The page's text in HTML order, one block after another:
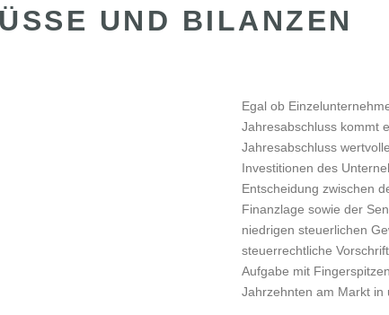
UND BILANZEN
Egal ob
Jahresabschluss kommt
Jahresabschluss
Investitionen des
Entscheidung zwischen
Finanzlage sowie der
niedrigen steuerlichen
steuerrechtliche
Aufgabe mit
Jahrzehnten am Markt in